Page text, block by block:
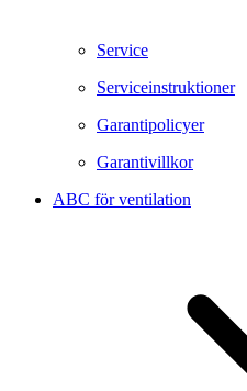
Service
Serviceinstruktioner
Garantipolicyer
Garantivillkor
ABC för ventilation